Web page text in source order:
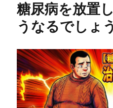
糖尿病を放置
うなるでしょ